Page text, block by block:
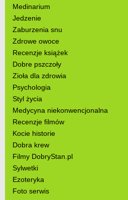
Medinarium
Jedzenie
Zaburzenia snu
Zdrowe owoce
Recenzje książek
Dobre pszczoły
Zioła dla zdrowia
Psychologia
Styl życia
Medycyna niekonwencjonalna
Recenzje filmów
Kocie historie
Dobra krew
Filmy DobryStan.pl
Sylwetki
Ezoteryka
Foto serwis